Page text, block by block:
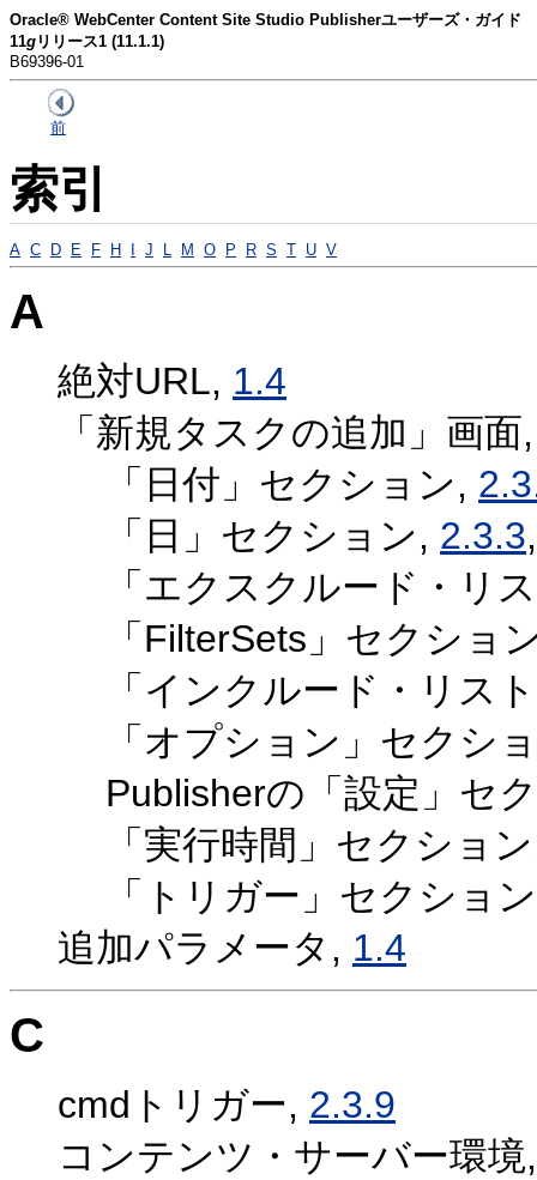
Oracle® WebCenter Content Site Studio Publisherユーザーズ・ガイド
11g リリース1 (11.1.1)
B69396-01
前
索引
A C D E F H J M O P R S T U V
A
絶対URL, 1.4
「新規タスクの追加」画
「日付」セクション,
「日」セクション, 2.3.3
「エクスクルード・リ
「FilterSets」セクショ
「インクルード・リス
「オプション」セクシ
Publisherの「設定」セ
「実行時間」セクショ
「トリガー」セクショ
追加パラメータ, 1.4
C
cmdトリガー, 2.3.9
コンテンツ・サーバー環